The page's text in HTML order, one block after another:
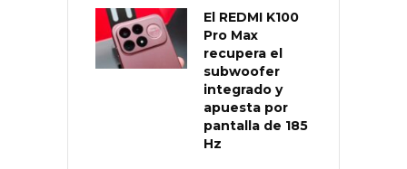
El REDMI K100
Pro Max
recupera el
subwoofer
integrado y
apuesta por
pantalla de 185
Hz